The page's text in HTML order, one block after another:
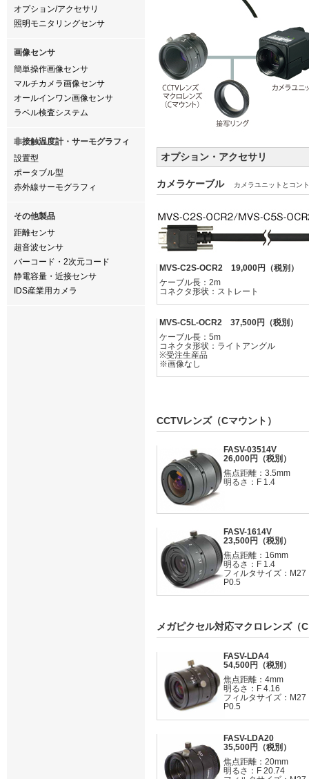
オプション/アクセサリ
照明モニタリングセンサ
画像センサ
簡単操作画像センサ
マルチカメラ画像センサ
オールインワン画像センサ
ラベル検査システム
非接触温度計・サーモグラフィ
設置型
ポータブル型
赤外線サーモグラフィ
その他製品
距離センサ
超音波センサ
バーコード・2次元コード
静電容量・近接センサ
IDS産業用カメラ
オプション・アクセサリ
カメラケーブル カメラユニットとコン
MVS-C2S-OCR2 19,000円（税別）
ケーブル長：2m
コネクタ形状：ストレート
MVS-C5L-OCR2 37,500円（税別）
ケーブル長：5m
コネクタ形状：ライトアングル
※受注生産品
※画像なし
CCTVレンズ（Cマウント）
FASV-03514V
26,000円（税別）
焦点距離：3.5mm
明るさ：F 1.4
FASV-1614V
23,500円（税別）
焦点距離：16mm
明るさ：F 1.4
フィルタサイズ：M27
P0.5
メガピクセル対応マクロレンズ（
FASV-LDA4
54,500円（税別）
焦点距離：4mm
明るさ：F 4.16
フィルタサイズ：M27
P0.5
FASV-LDA20
35,500円（税別）
焦点距離：20mm
明るさ：F 20.74